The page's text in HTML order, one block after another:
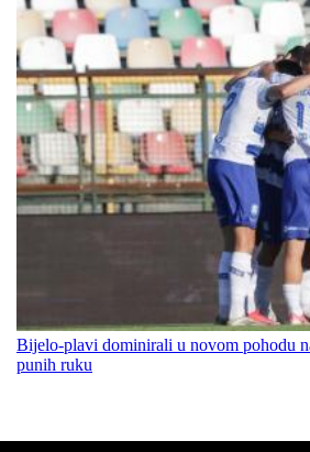
Bijelo-plavi dominirali u novom pohodu
punih ruku